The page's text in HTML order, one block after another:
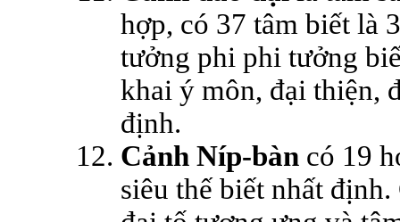
hợp, có 37 tâm biết là
tưởng phi phi tưởng
khai ý môn, đại thiện,
định.
Cảnh Níp-bàn có 19
siêu thế biết nhất